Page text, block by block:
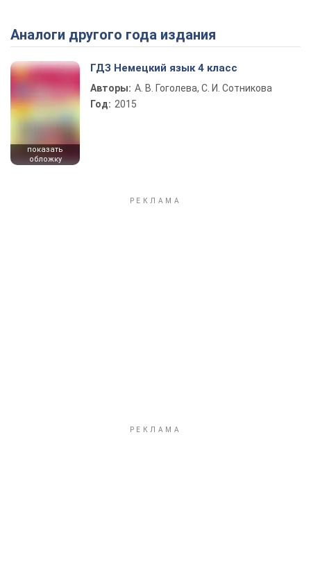
Play Video
Аналоги другого года издания
показать
обложку
ГДЗ Немецкий язык 4 класс
Авторы: А. В. Гоголева, С. И. Сотникова
Год: 2015